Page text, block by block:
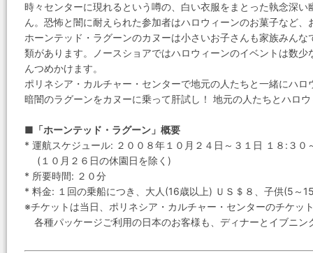
時々センターに現れるという噂の、白い衣服をまとった執念深
ん。恐怖と闇に耐えられた参加者はハロウィーンのお菓子など、
ホーンテッド・ラグーンのカヌーは小さいお子さんも家族みん
類があります。ノースショアではハロウィーンのイベントは数
んつめかけます。
ポリネシア・カルチャー・センターで地元の人たちと一緒にハ
暗闇のラグーンをカヌーに乗って肝試し！ 地元の人たちとハロ
■「ホーンテッド・ラグーン」概要
* 運航スケジュール: ２００８年１０月２４日～３１日 １８:３０
(１０月２６日の休園日を除く)
* 所要時間: ２０分
* 料金: １回の乗船につき、大人(16歳以上) ＵＳ＄８、子供(5～
※チケットは当日、ポリネシア・カルチャー・センターのチケッ
各種パッケージご利用の日本のお客様も、ディナーとイブニン